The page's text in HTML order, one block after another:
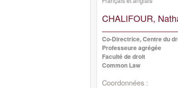
CHALIFOUR,
Co-Directrice, Centre du
Professeure agrégée
Faculté de droit
Common Law
Coordonnées :